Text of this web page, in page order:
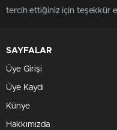
tercih ettiğiniz için teşekkür
SAYFALAR
Üye Girişi
Üye Kaydı
Künye
Hakkımızda